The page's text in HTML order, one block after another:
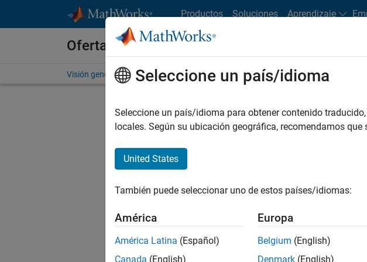
Productos Soluciones Aprendizaje
Ofertas de empleo en MathWorks
Visión general Búsqueda de empleo Oficinas locales Estudiantes y nuevas
FILTRADO POR
No se han traducido todos los
Seleccione un país/idioma
Seleccione un país/idioma para obtener contenido
locales. Según su ubicación geográfica, recomendamos que
United States
También puede seleccionar uno de estos países/idiomas:
América
América Latina (Español)
Canada (English)
Europa
Belgium (English)
Denmark (English)